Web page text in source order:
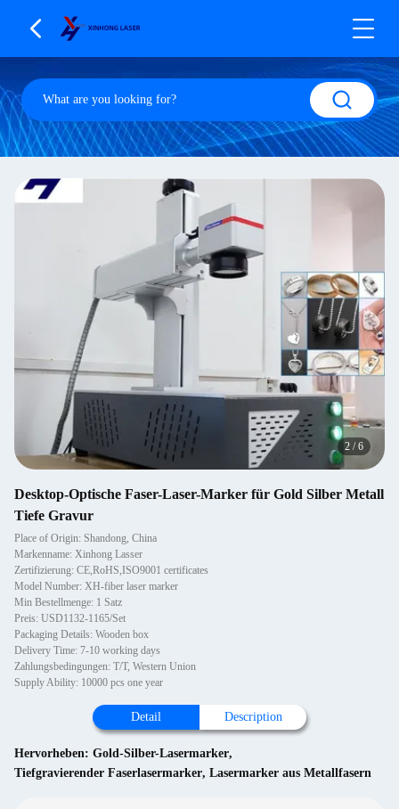
2 /6
Desktop-Optische Faser-Laser-Marker für Gold Silber Metall
Tiefe Gravur
Place of Origin: Shandong, China
Markenname: Xinhong Lasser
Zertifizierung: CE,RoHS,ISO9001 certificates
Model Number: XH-fiber laser marker
Min Bestellmenge: 1 Satz
Preis: USD1132-1165/Set
Packaging Details: Wooden box
Delivery Time: 7-10 working days
Zahlungsbedingungen: T/T, Western Union
Supply Ability: 10000 pcs one year
Detail Description
Hervorheben: Gold-Silber-Lasermarker,
Tiefgravierender Faserlasermarker, Lasermarker aus Metallfasern